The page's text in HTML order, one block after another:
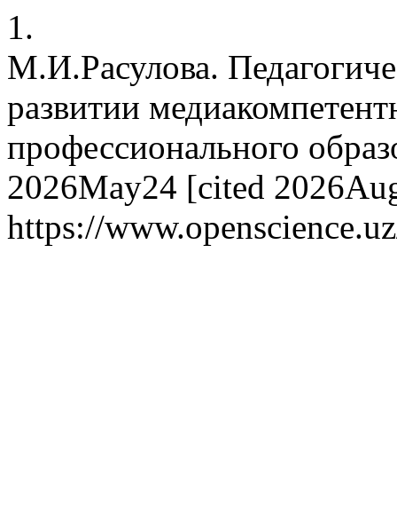
1.
М.И.Расулова.
развитии
профессионального
2026May24 [cited
https://